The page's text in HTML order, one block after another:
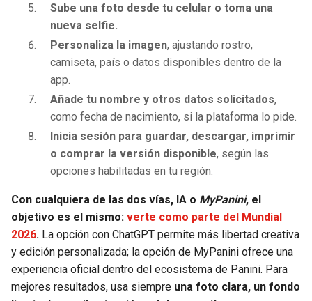
Sube una foto desde tu celular o toma una
nueva selfie.
Personaliza la imagen, ajustando rostro,
camiseta, país o datos disponibles dentro de la
app.
Añade tu nombre y otros datos solicitados,
como fecha de nacimiento, si la plataforma lo pide.
Inicia sesión para guardar, descargar, imprimir
o comprar la versión disponible, según las
opciones habilitadas en tu región.
Con cualquiera de las dos vías, IA o MyPanini, el
objetivo es el mismo: verte como parte del Mundial
2026. La opción con ChatGPT permite más libertad creativa
y edición personalizada; la opción de MyPanini ofrece una
experiencia oficial dentro del ecosistema de Panini. Para
mejores resultados, usa siempre una foto clara, un fondo